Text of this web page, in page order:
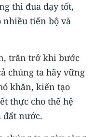
thi đua dạy tốt,
nhiều tiến bộ và
trăn trở khi bước
chúng ta hãy vững
khăn, kiến tạo
thực cho thế hệ
đất nước.